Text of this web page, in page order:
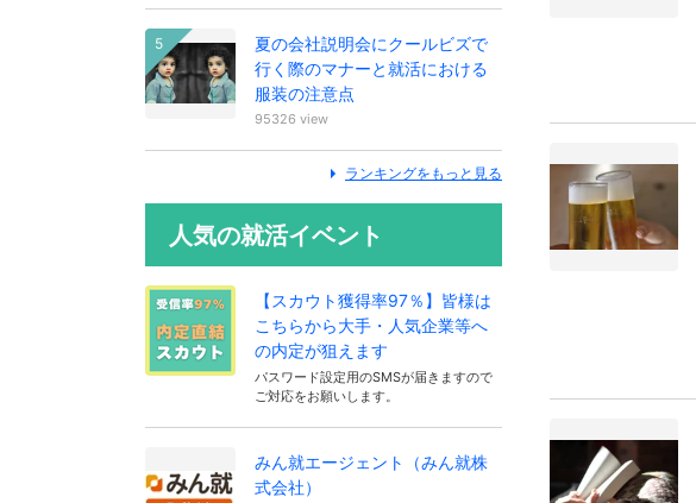
夏の会社説明会にクールビズで
行く際のマナーと就活における
服装の注意点
95326 view
ランキングをもっと見る
人気の就活イベント
【スカウト獲得率97％】皆様は
こちらから大手・人気企業等へ
の内定が狙えます
パスワード設定用のSMSが届きますので
ご対応をお願いします。
みん就エージェント（みん就株
式会社）